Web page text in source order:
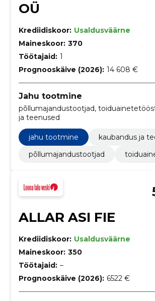
OÜ
Krediidiskoor: Usaldusväärne
Maineskoor: 370
Töötajaid: 1
Prognooskäive (2026): 14 608 €
Jahu tootmine
põllumajandustootjad,
ja teenused
jahu tootmine
kaubandus ja
põllumajandustootjad
ALLAR ASI FIE
Krediidiskoor: Usaldusväärne
Maineskoor: 350
Töötajaid: –
Prognooskäive (2026): 6522 €